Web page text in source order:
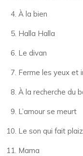
À la bien
Halla Halla
Le divan
Ferme les yeux et
À la recherche du
L’amour se meurt
Le son qui fait plaiz
Mama